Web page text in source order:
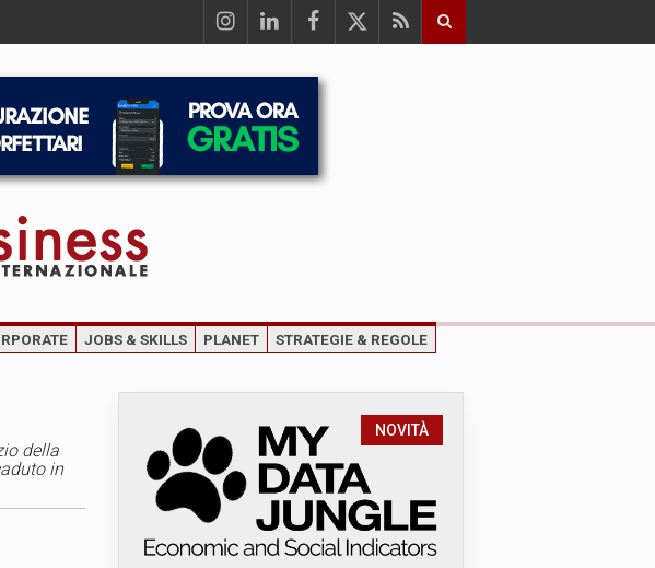
JOBS & SKILLS PLANET STRATEGIE & REGOLE
della
in
NOVITÀ